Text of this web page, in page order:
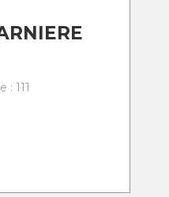
: 111